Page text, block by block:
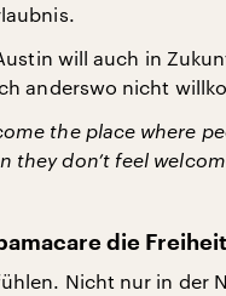
will auch in
anderswo nicht
the place where
they don’t feel
die
Nicht nur in der